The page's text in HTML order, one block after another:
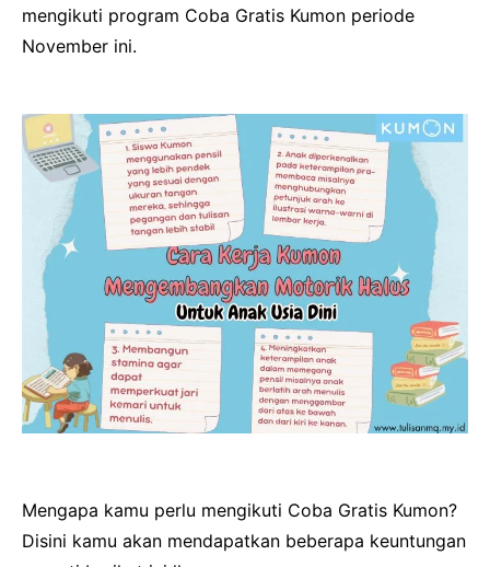
mengikuti program Coba Gratis Kumon periode
November ini.
Mengapa kamu perlu mengikuti Coba Gratis Kumon?
Disini kamu akan mendapatkan beberapa keuntungan